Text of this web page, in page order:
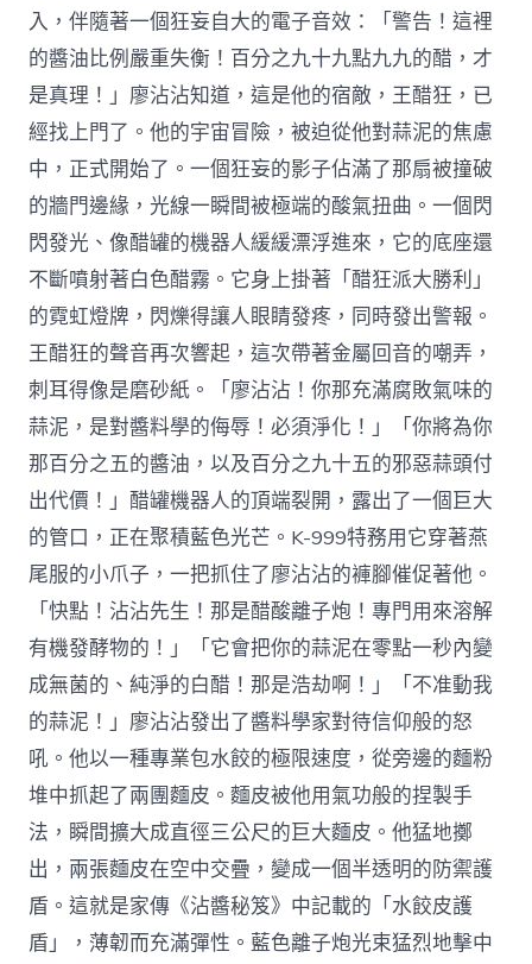
入，伴隨著一個狂妄自大的電子音效：「警告！這裡
的醬油比例嚴重失衡！百分之九十九點九九的醋，才
是真理！」廖沾沾知道，這是他的宿敵，王醋狂，已
經找上門了。他的宇宙冒險，被迫從他對蒜泥的焦慮
中，正式開始了。一個狂妄的影子佔滿了那扇被撞破
的牆門邊緣，光線一瞬間被極端的酸氣扭曲。一個閃
閃發光、像醋罐的機器人緩緩漂浮進來，它的底座還
不斷噴射著白色醋霧。它身上掛著「醋狂派大勝利」
的霓虹燈牌，閃爍得讓人眼睛發疼，同時發出警報。
王醋狂的聲音再次響起，這次帶著金屬回音的嘲弄，
刺耳得像是磨砂紙。「廖沾沾！你那充滿腐敗氣味的
蒜泥，是對醬料學的侮辱！必須淨化！」「你將為你
那百分之五的醬油，以及百分之九十五的邪惡蒜頭付
出代價！」醋罐機器人的頂端裂開，露出了一個巨大
的管口，正在聚積藍色光芒。K-999特務用它穿著燕
尾服的小爪子，一把抓住了廖沾沾的褲腳催促著他。
「快點！沾沾先生！那是醋酸離子炮！專門用來溶解
有機發酵物的！」「它會把你的蒜泥在零點一秒內變
成無菌的、純淨的白醋！那是浩劫啊！」「不准動我
的蒜泥！」廖沾沾發出了醬料學家對待信仰般的怒
吼。他以一種專業包水餃的極限速度，從旁邊的麵粉
堆中抓起了兩團麵皮。麵皮被他用氣功般的捏製手
法，瞬間擴大成直徑三公尺的巨大麵皮。他猛地擲
出，兩張麵皮在空中交疊，變成一個半透明的防禦護
盾。這就是家傳《沾醬秘笈》中記載的「水餃皮護
盾」，薄韌而充滿彈性。藍色離子炮光束猛烈地擊中